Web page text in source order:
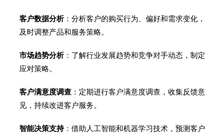
客户数据分析：分析客户的购买行为、偏好和需求变化，
及时调整产品和服务策略。
市场趋势分析：了解行业发展趋势和竞争对手动态，制定
应对策略。
客户满意度调查 ：定期进行客户满意度调查，收集反馈意
见，持续改进客户服务。
智能决策支持：借助人工智能和机器学习技术，预测客户